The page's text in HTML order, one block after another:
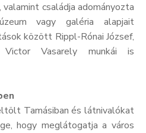
családja adományozta
vagy galéria alapjait
között Rippl-Rónai József,
Vasarely munkái is
Tamásiban és látnivalókat
hogy meglátogatja a város